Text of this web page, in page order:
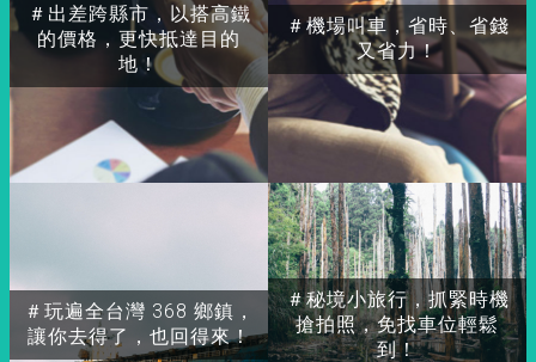
＃出差跨縣市，以搭高鐵
的價格，更快抵達目的
地！
＃玩遍全台灣 368 鄉鎮，
讓你去得了，也回得來！
＃秘境小旅行，抓緊時機
搶拍照，免找車位輕鬆
到！
＃機場叫車，省時、省錢
又省力！